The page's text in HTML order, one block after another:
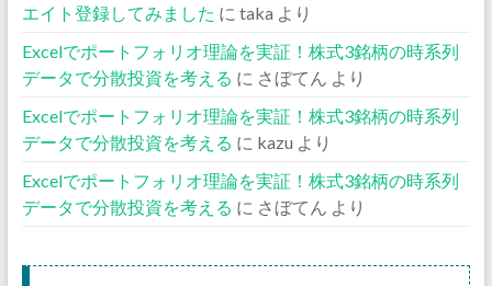
エイト登録してみました に taka より
Excelでポートフォリオ理論を実証！株式3銘柄の時系列
データで分散投資を考える に さぼてん より
Excelでポートフォリオ理論を実証！株式3銘柄の時系列
データで分散投資を考える に kazu より
Excelでポートフォリオ理論を実証！株式3銘柄の時系列
データで分散投資を考える に さぼてん より